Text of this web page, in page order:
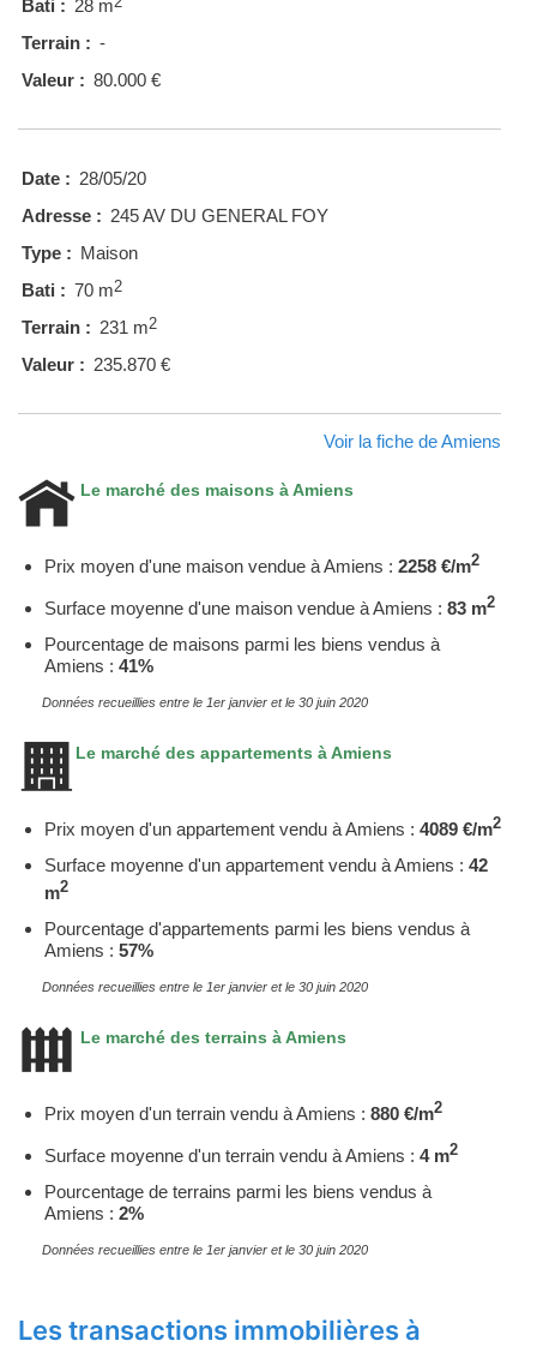
Bati : 28 m
Terrain : -
Valeur : 80.000 €
Date : 28/05/20
Adresse : 245 AV DU GENERAL FOY
Type : Maison
Bati : 70 m2
Terrain : 231 m2
Valeur : 235.870 €
Voir la fiche de Amiens
Le marché des maisons à Amiens
Prix moyen d'une maison vendue à Amiens : 2258 €/m2
Surface moyenne d'une maison vendue à Amiens : 83 m2
Pourcentage de maisons parmi les biens vendus à
Amiens : 41%
Données recueillies entre le 1er janvier et le 30 juin 2020
Le marché des appartements à Amiens
Prix moyen d'un appartement vendu à Amiens : 4089 €/m2
Surface moyenne d'un appartement vendu à Amiens : 42
m2
Pourcentage d'appartements parmi les biens vendus à
Amiens : 57%
Données recueillies entre le 1er janvier et le 30 juin 2020
Le marché des terrains à Amiens
Prix moyen d'un terrain vendu à Amiens : 880 €/m2
Surface moyenne d'un terrain vendu à Amiens : 4 m2
Pourcentage de terrains parmi les biens vendus à
Amiens : 2%
Données recueillies entre le 1er janvier et le 30 juin 2020
Les transactions immobilières à